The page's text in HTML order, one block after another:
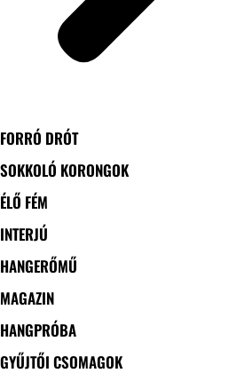
FORRÓ DRÓT
SOKKOLÓ KORONGOK
ÉLŐ FÉM
INTERJÚ
HANGERŐMŰ
MAGAZIN
HANGPRÓBA
GYŰJTŐI CSOMAGOK